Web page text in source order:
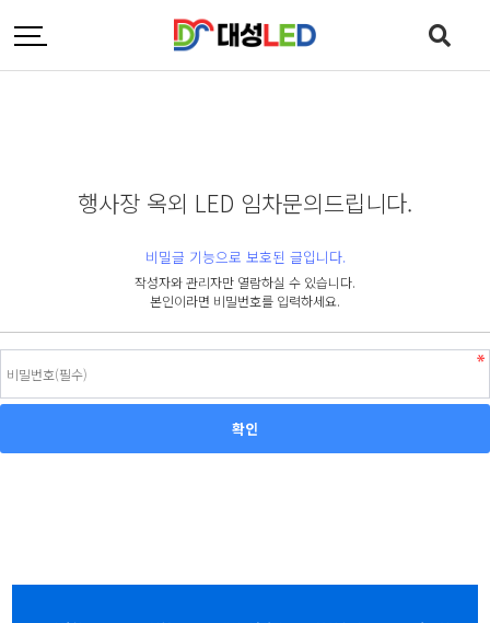
행사장 옥외 LED 임차문의드립니다.
비밀글 기능으로 보호된 글입니다.
작성자와 관리자만 열람하실 수 있습니다.
본인이라면 비밀번호를 입력하세요.